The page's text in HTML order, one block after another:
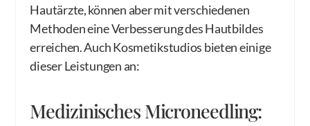
Hautärzte, können aber mit verschiedenen
Methoden eine Verbesserung des Hautbildes
erreichen. Auch Kosmetikstudios bieten einige
dieser Leistungen an:
Medizinisches Microneedling: